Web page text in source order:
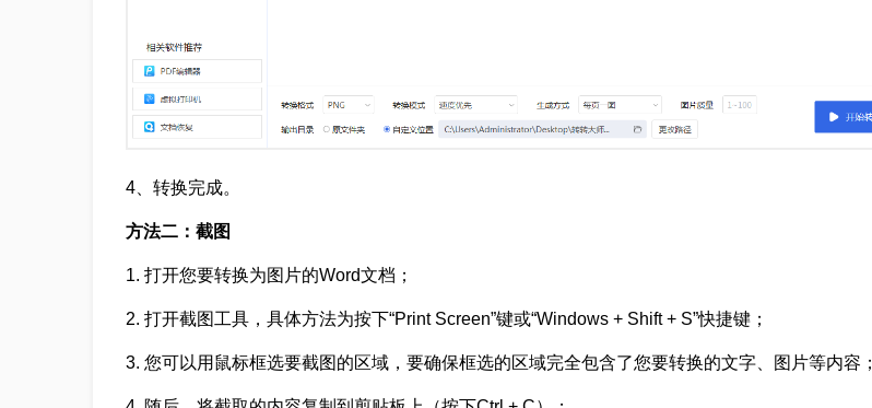
4、转换完成。
方法二：截图
1. 打开您要转换为图片的Word文档；
2. 打开截图工具，具体方法为按下“Print Screen”键或“Windows + Shift + S”快捷键；
3. 您可以用鼠标框选要截图的区域，要确保框选的区域完全包含了您要转换的文字、图片等内容；